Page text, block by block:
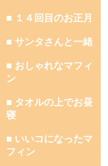
■ １４回目のお正月
■ サンタさんと一緒
■ おしゃれなマフィ
ン
■ タオルの上でお昼
寝
■ いいコになったマ
フィン